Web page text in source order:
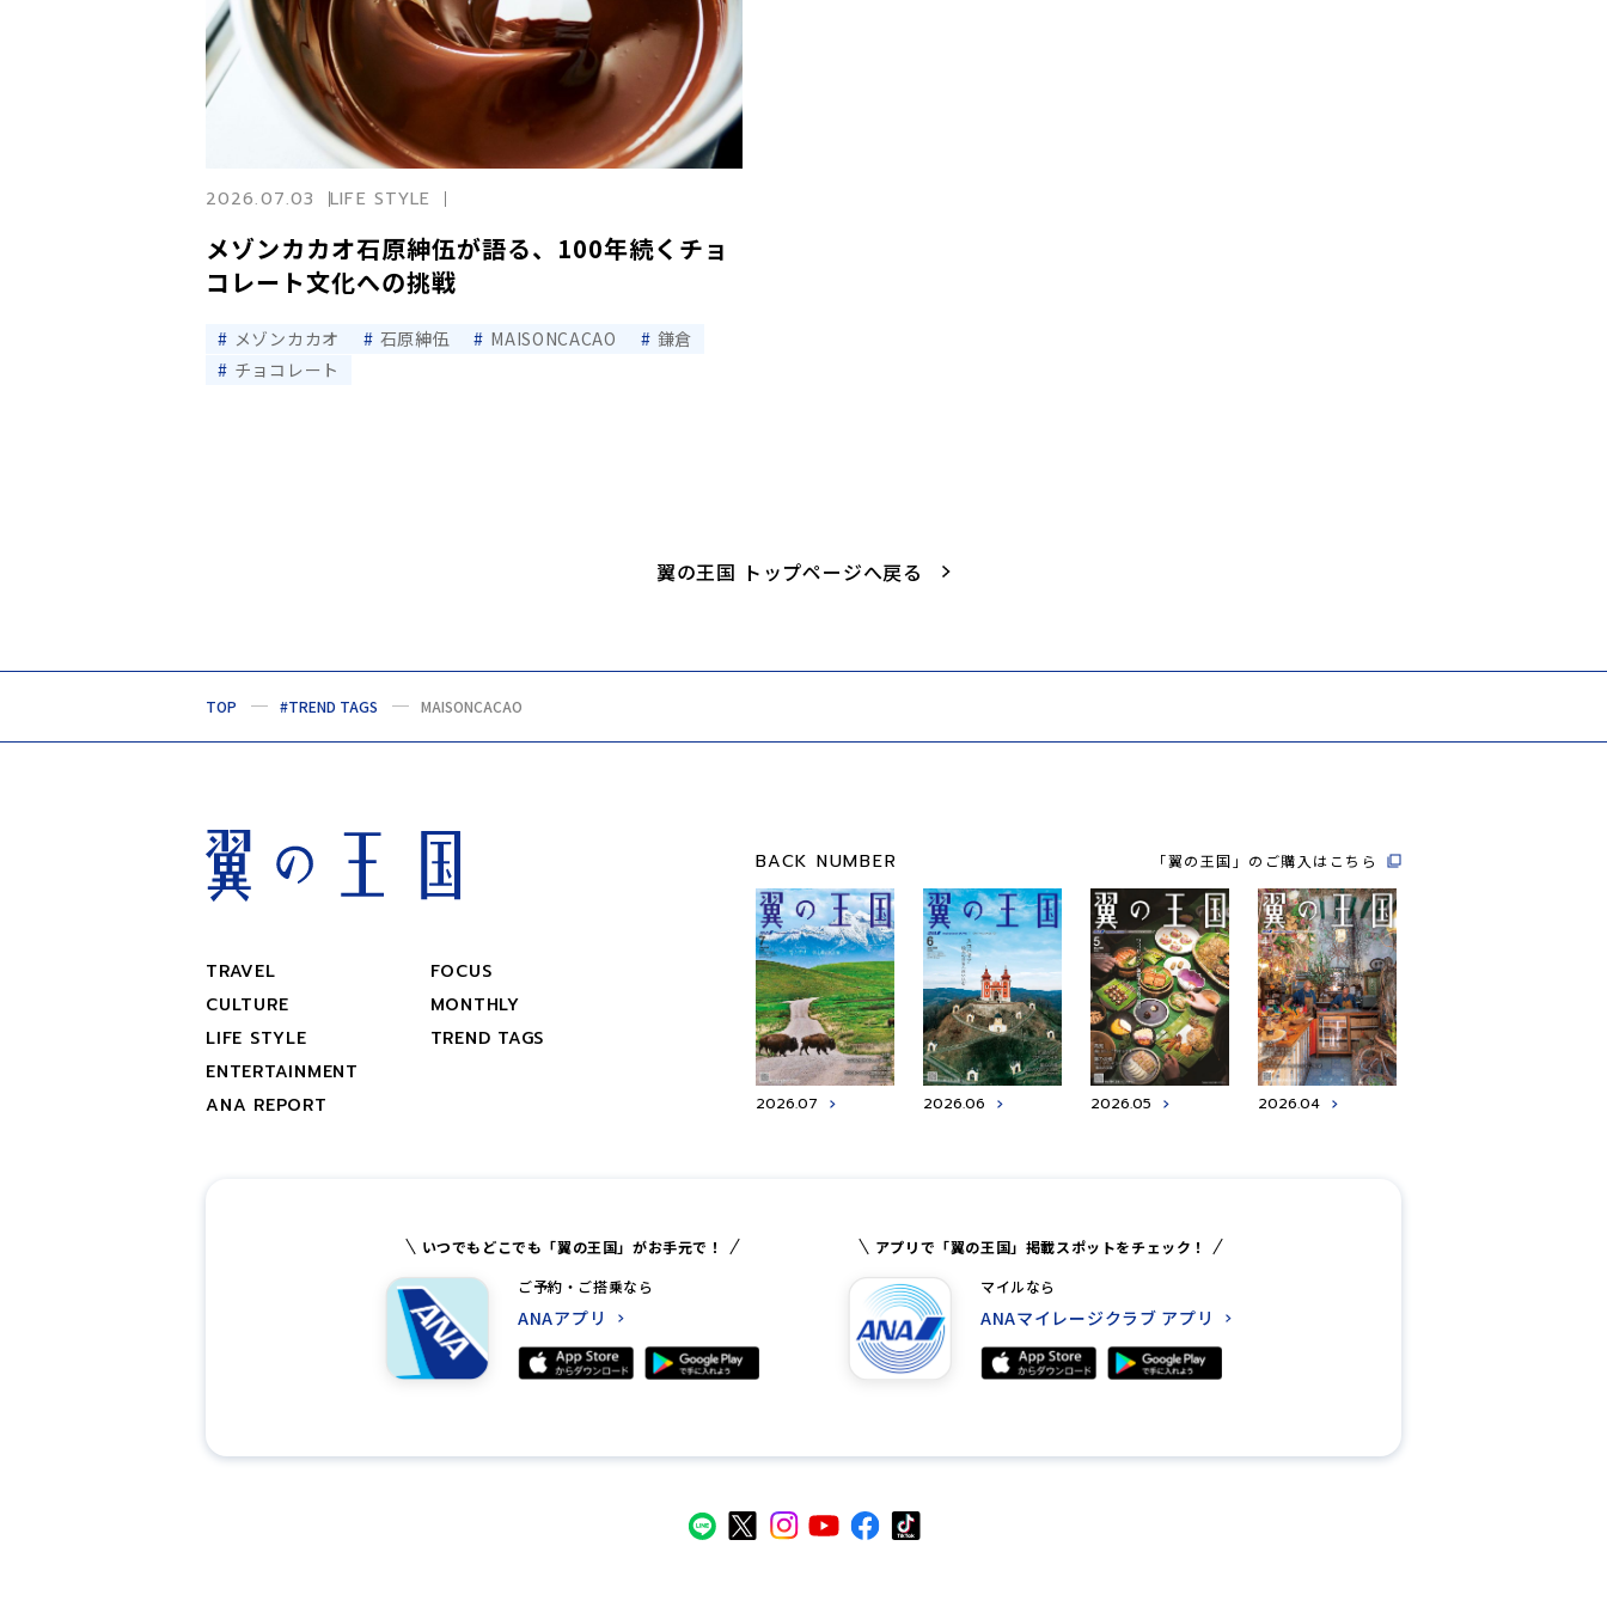
メゾンカカオ石原紳伍が語る、100年続くチョ
コレート文化への挑戦
2026.07.03 LIFE STYLE
メゾンカカオ 石原紳伍 MAISONCACAO
鎌倉
チョコレート
翼の王国 トップページへ戻る
TOP #TREND TAGS MAISONCACAO
TRAVEL
CULTURE
LIFE STYLE
ENTERTAINMENT
ANA REPORT
FOCUS
MONTHLY
TREND TAGS
BACK NUMBER
2026.07 2026.06 2026.05 2026.04
「翼の王国」のご購入はこちら
いつでもどこでも「翼の王国」がお手元で！
ご予約・ご搭乗なら
ANAアプリ
アプリで「翼の王国」掲載スポットをチェック！
マイルなら
ANAマイレージクラブ アプリ